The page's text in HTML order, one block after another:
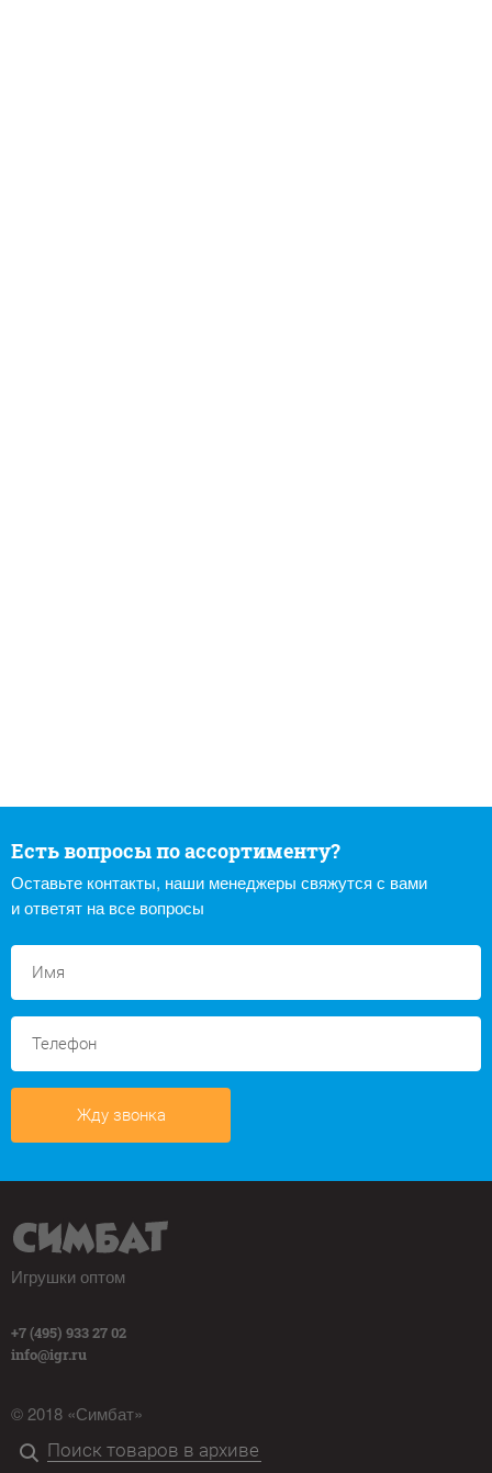
Есть вопросы по ассортименту?
Оставьте контакты, наши менеджеры свяжутся с вами
и ответят на все вопросы
Жду звонка
Игрушки оптом
+7 (495) 933 27 02
info@igr.ru
© 2018 «Симбат»